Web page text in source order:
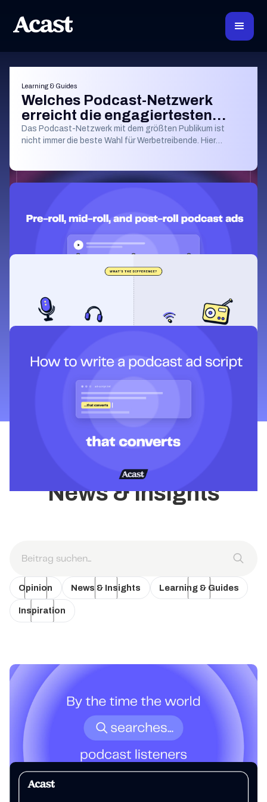
Learning & Guides
Welches Podcast-Netzwerk
erreicht die engagiertesten
Hörer?
Das Podcast-Netzwerk mit dem größten Publikum ist
nicht immer die beste Wahl für Werbetreibende. Hier
Podcast-Anzeigen: Was ist der
Podcast-Werbung vs. Radiowerbung:
Was ist der Unterschied?
Werbeskript, das konvertiert
News & Insights
Opinion News & Insights Learning & Guides
Inspiration
News & Insights
Wenn die Welt noch sucht, wissen
Podcasthörer schon Bescheid.
Podcast-Hörer entwickeln Verständnis, bevor Schlagzeilen
erscheinen. Das bedeutet es für Werbetreibende, die sie
erreichen wollen, wenn es wirklich darauf ankommt.
News & Insights
Sponsorship+ ist jetzt in der